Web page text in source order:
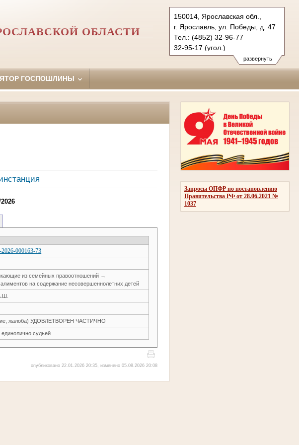
развернуть
150014, Ярославская обл.,
г. Ярославль, ул. Победы, д. 47
Тел.: (4852) 32-96-77
32-95-17 (угол.)
30-85-12 (гражд.)
yaroslavsky.jrs@sudrf.ru
ОБЛАСТИ
ГОСПОШЛИНЫ
Запросы ОПФР по постановлению
Правительства РФ от 28.06.2021 №
1037
000163-73
из семейных правоотношений →
на содержание несовершеннолетних детей
жалоба) УДОВЛЕТВОРЕН ЧАСТИЧНО
судьей
опубликовано 22.01.2026 20:35, изменено 05.08.2026 20:08